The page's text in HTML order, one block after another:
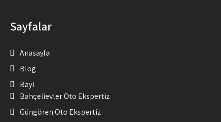
Sayfalar
Anasayfa
Blog
Bayi
Bahçelievler Oto Ekspertiz
Güngören Oto Ekspertiz